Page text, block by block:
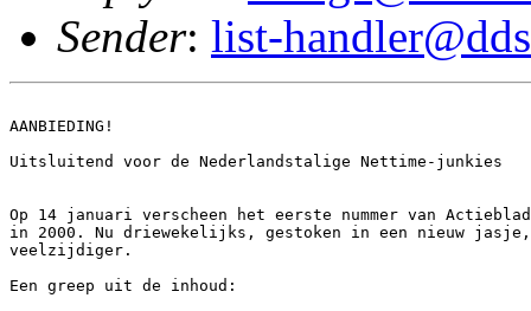
Sender: list-
AANBIEDING!
Uitsluitend voor de Nederlandstalige Nettime-junkies
Op 14 januari verscheen het eerste nummer van
in 2000. Nu driewekelijks, gestoken in een nieuw
veelzijdiger.
Een greep uit de inhoud: